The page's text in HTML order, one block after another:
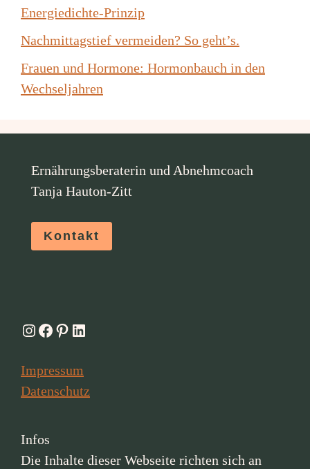
Energiedichte-Prinzip
Nachmittagstief vermeiden? So geht’s.
Frauen und Hormone: Hormonbauch in den
Wechseljahren
Ernährungsberaterin und Abnehmcoach
Tanja Hauton-Zitt
Kontakt
Instagram
Facebook
Pinterest
LinkedIn
Impressum
Datenschutz
Infos
Die Inhalte dieser Webseite richten sich an